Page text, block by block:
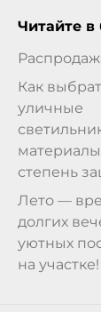
Читайте в
Как
уличные
степень
Лето —
долгих
уютных
на участке!